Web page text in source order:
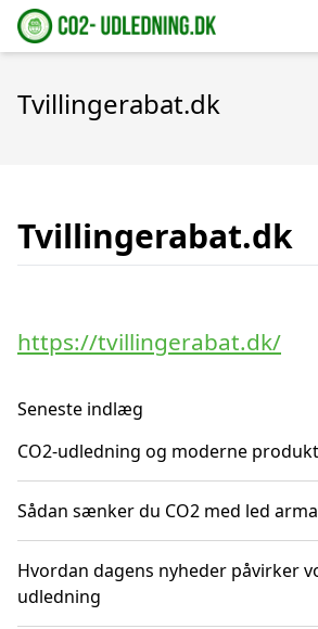
Tvillingerabat.dk
Tvillingerabat.dk
https://tvillingerabat.dk/
Seneste indlæg
CO2-udledning og moderne
Sådan sænker du CO2 med led
Hvordan dagens nyheder påvirker
udledning